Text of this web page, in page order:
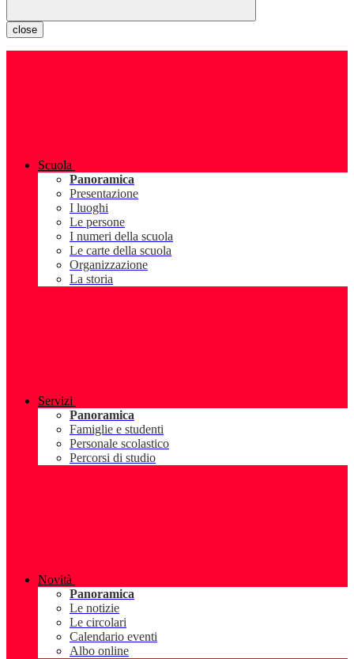
close
Scuola
Panoramica
Presentazione
I luoghi
Le persone
I numeri della scuola
Le carte della scuola
Organizzazione
La storia
Servizi
Panoramica
Famiglie e studenti
Personale scolastico
Percorsi di studio
Novità
Panoramica
Le notizie
Le circolari
Calendario eventi
Albo online